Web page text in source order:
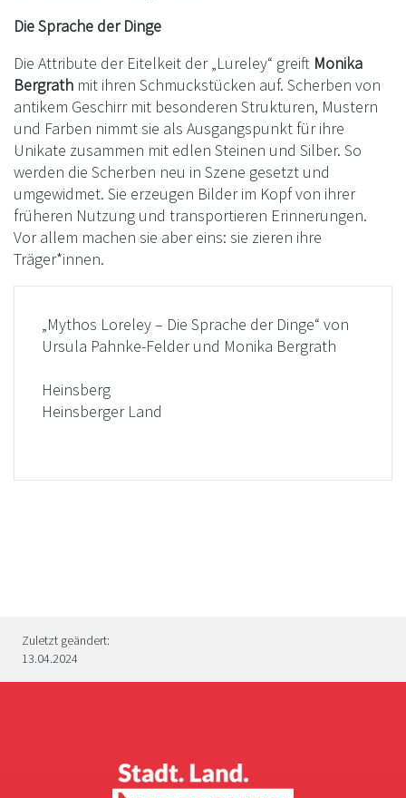
Die Sprache der Dinge
Die Attribute der Eitelkeit der „Lureley“ greift Monika
Bergrath mit ihren Schmuckstücken auf. Scherben von
antikem Geschirr mit besonderen Strukturen, Mustern
und Farben nimmt sie als Ausgangspunkt für ihre
Unikate zusammen mit edlen Steinen und Silber. So
werden die Scherben neu in Szene gesetzt und
umgewidmet. Sie erzeugen Bilder im Kopf von ihrer
früheren Nutzung und transportieren Erinnerungen.
Vor allem machen sie aber eins: sie zieren ihre
Träger*innen.
„Mythos Loreley – Die Sprache der Dinge“ von
Ursula Pahnke-Felder und Monika Bergrath
Heinsberg
Heinsberger Land
Zuletzt geändert:
13.04.2024